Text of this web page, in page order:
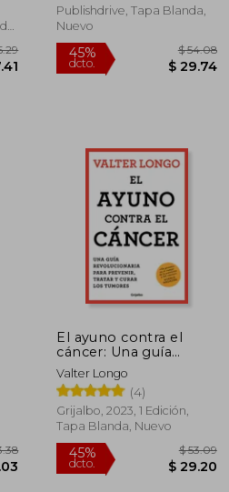
$ 107.41
Inglés)
Publishdrive, Tapa Blanda,
Nuevo
El ayuno contra el
cáncer: Una guía
novedosa para
prevenir y tratar los
tumores
Valter Longo
(4)
Grijalbo, 2023, 1 Edición,
Tapa Blanda, Nuevo